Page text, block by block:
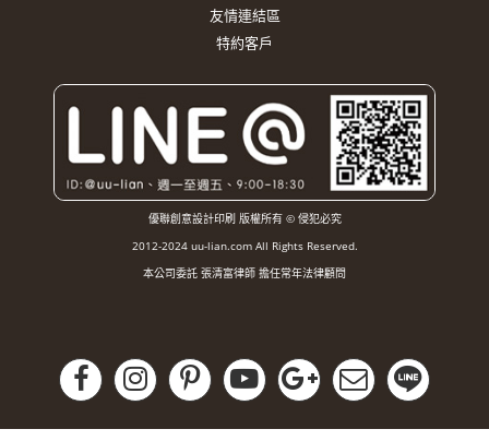
友情連結區
特約客戶
優聯創意設計印刷 版權所有 © 侵犯必究
2012-2024 uu-lian.com All Rights Reserved.
本公司委託 張清富律師 擔任常年法律顧問